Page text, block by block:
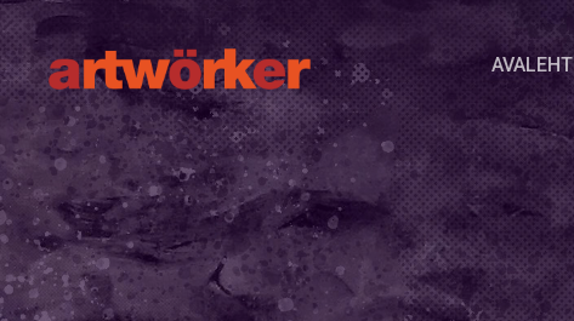
AVALEHT